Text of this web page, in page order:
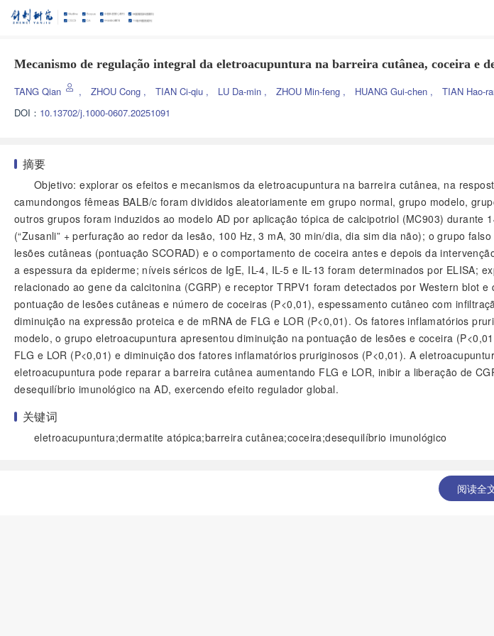
Mecanismo de regulação integral da eletroacupuntura na barreira cutânea, coceira e
TANG Qian , ZHOU Cong , TIAN Ci-qiu , LU Da-min , ZHOU Min-feng , HUANG Gui-chen , TIAN Hao-
DOI： 10.13702/j.1000-0607.20251091
摘要
Objetivo: explorar os efeitos e mecanismos da eletroacupuntura na barreira cutânea, na
camundongos fêmeas BALB/c foram divididos aleatoriamente em grupo normal, grupo modelo,
outros grupos foram induzidos ao modelo AD por aplicação tópica de calcipotriol (MC903)
(“Zusanli” + perfuração ao redor da lesão, 100 Hz, 3 mA, 30 min/dia, dia sim dia não); o grupo
lesões cutâneas (pontuação SCORAD) e o comportamento de coceira antes e depois da
a espessura da epiderme; níveis séricos de IgE, IL-4, IL-5 e IL-13 foram determinados por ELISA;
relacionado ao gene da calcitonina (CGRP) e receptor TRPV1 foram detectados por Western blot
pontuação de lesões cutâneas e número de coceiras (P<0,01), espessamento cutâneo com
diminuição na expressão proteica e de mRNA de FLG e LOR (P<0,01). Os fatores inflamatórios
modelo, o grupo eletroacupuntura apresentou diminuição na pontuação de lesões e coceira
FLG e LOR (P<0,01) e diminuição dos fatores inflamatórios pruriginosos (P<0,01). A
eletroacupuntura pode reparar a barreira cutânea aumentando FLG e LOR, inibir a liberação de
desequilíbrio imunológico na AD, exercendo efeito regulador global.
关键词
eletroacupuntura;dermatite atópica;barreira cutânea;coceira;desequilíbrio imunológico
阅读全